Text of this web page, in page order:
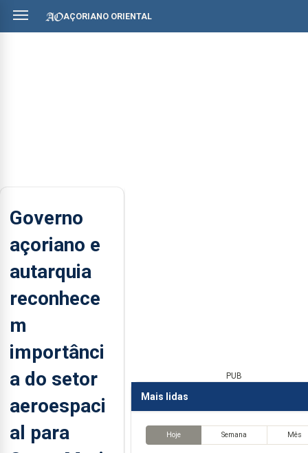
AÇORIANO ORIENTAL
Governo
açoriano e
autarquia
reconhece
m
importânci
a do setor
aeroespaci
al para
PUB
Mais lidas
Hoje Semana Mês